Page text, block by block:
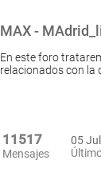
MAX -
En este foro
relacionados con la
11517
Mensajes
05